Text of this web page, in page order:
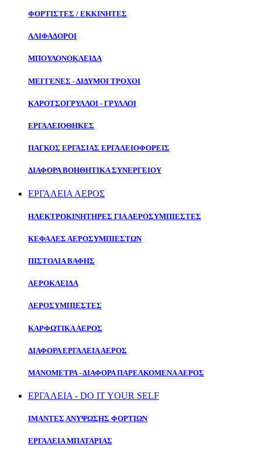
ΦΟΡΤΙΣΤΕΣ / ΕΚΚΙΝΗΤΕΣ
ΑΛΙΦΑΔΟΡΟΙ
ΜΠΟΥΛΟΝΟΚΛΕΙΔΑ
ΜΕΓΓΕΝΕΣ - ΔΙΔΥΜΟΙ ΤΡΟΧΟΙ
ΚΑΡΟΤΣΟΓΡΥΛΛΟΙ - ΓΡΥΛΛΟΙ
ΕΡΓΑΛΕΙΟΘΗΚΕΣ
ΠΑΓΚΟΣ ΕΡΓΑΣΙΑΣ ΕΡΓΑΛΕΙΟΦΟΡΕΙΣ
ΔΙΑΦΟΡΑ ΒΟΗΘΗΤΙΚΑ ΣΥΝΕΡΓΕΙΟΥ
ΕΡΓΑΛΕΙΑ ΑΕΡΟΣ
ΗΛΕΚΤΡΟΚΙΝΗΤΗΡΕΣ ΓΙΑ ΑΕΡΟΣΥΜΠΙΕΣΤΕΣ
ΚΕΦΑΛΕΣ ΑΕΡΟΣΥΜΠΙΕΣΤΩΝ
ΠΙΣΤΟΛΙΑ ΒΑΦΗΣ
ΑΕΡΟΚΛΕΙΔΑ
ΑΕΡΟΣΥΜΠΙΕΣΤΕΣ
ΚΑΡΦΩΤΙΚΑ ΑΕΡΟΣ
ΔΙΑΦΟΡΑ ΕΡΓΑΛΕΙΑ ΑΕΡΟΣ
ΜΑΝΟΜΕΤΡΑ - ΔΙΑΦΟΡΑ ΠΑΡΕΛΚΟΜΕΝΑ ΑΕΡΟΣ
ΕΡΓΑΛΕΙΑ - DO IT YOUR SELF
ΙΜΑΝΤΕΣ ΑΝΥΨΩΣΗΣ ΦΟΡΤΙΩΝ
ΕΡΓΑΛΕΙΑ ΜΠΑΤΑΡΙΑΣ